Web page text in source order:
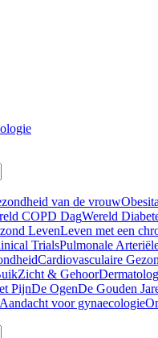
van de vrouw
COPD DagWereld
LevenLeven met een
TrialsPulmonale
Cardiovasculaire
Zicht & Gehoor
PijnDe OgenDe Gouden
Aandacht voor gynaecologie